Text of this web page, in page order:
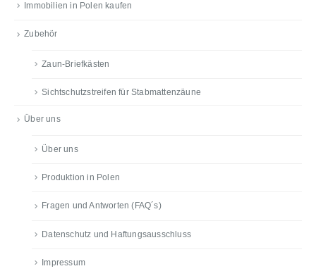
Immobilien in Polen kaufen
Zubehör
Zaun-Briefkästen
Sichtschutzstreifen für Stabmattenzäune
Über uns
Über uns
Produktion in Polen
Fragen und Antworten (FAQ´s)
Datenschutz und Haftungsausschluss
Impressum